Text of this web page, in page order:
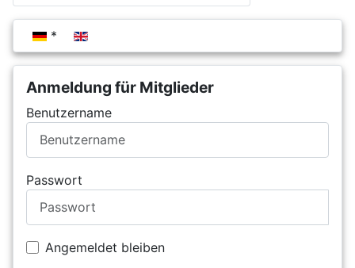
Sprache auswählen
Anmeldung für Mitglieder
Benutzername
Passwort
Angemeldet bleiben